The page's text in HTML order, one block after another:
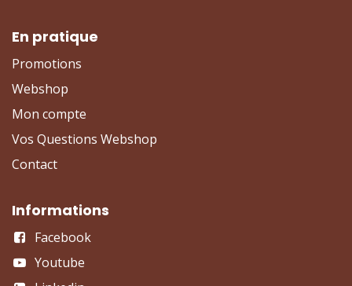
En pratique
Promotions
Webshop
Mon compte
Vos Questions Webshop
Contact
Informations
Facebook
Youtube